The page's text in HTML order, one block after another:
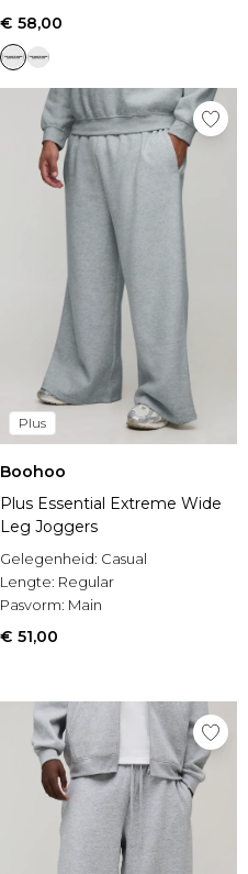
€ 58,00
Plus
Boohoo
Plus Essential Extreme Wide
Leg Joggers
Gelegenheid: Casual
Lengte: Regular
Pasvorm: Main
€ 51,00